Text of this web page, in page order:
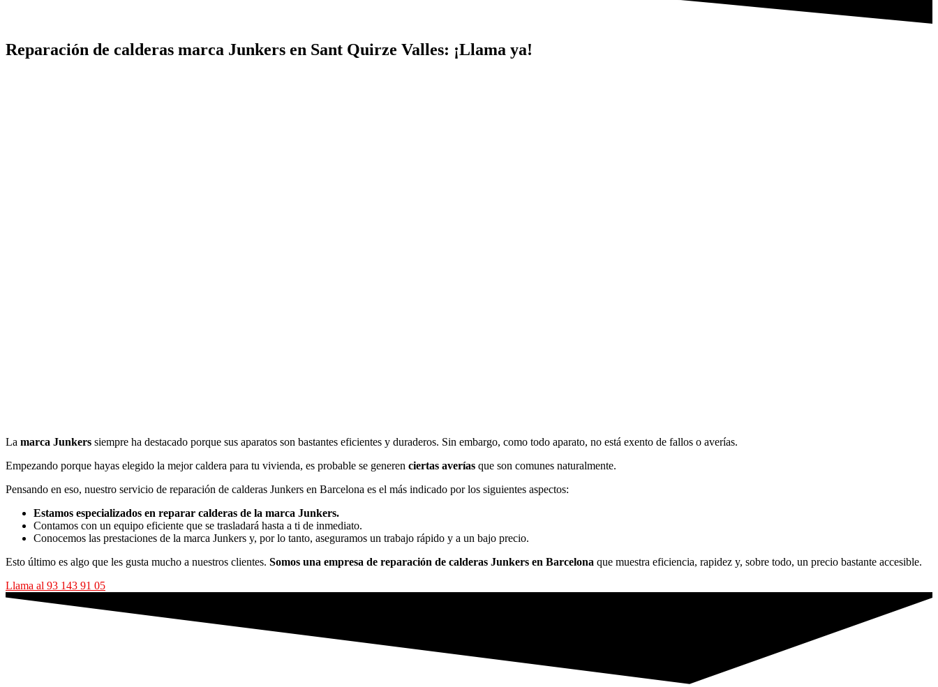
Reparación de calderas marca Junkers en Sant Quirze Valles: ¡Llama ya!
La marca Junkers siempre ha destacado porque sus aparatos son bastantes eficientes y duraderos. Sin embargo, como todo aparato, no está exento de fallos o averías.
Empezando porque hayas elegido la mejor caldera para tu vivienda, es probable se generen ciertas averías que son comunes naturalmente.
Pensando en eso, nuestro servicio de reparación de calderas Junkers en Barcelona es el más indicado por los siguientes aspectos:
Estamos especializados en reparar calderas de la marca Junkers.
Contamos con un equipo eficiente que se trasladará hasta a ti de inmediato.
Conocemos las prestaciones de la marca Junkers y, por lo tanto, aseguramos un trabajo rápido y a un bajo precio.
Esto último es algo que les gusta mucho a nuestros clientes. Somos una empresa de reparación de calderas Junkers en Barcelona que muestra eficiencia, rapidez y, sobre todo, un precio bastante accesible.
Llama al 93 143 91 05